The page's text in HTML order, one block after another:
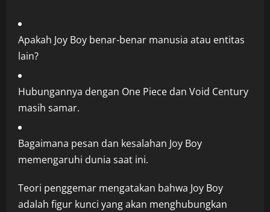
Apakah Joy Boy benar-benar manusia atau entitas
lain?
Hubungannya dengan One Piece dan Void Century
masih samar.
Bagaimana pesan dan kesalahan Joy Boy
memengaruhi dunia saat ini.
Teori penggemar mengatakan bahwa Joy Boy
adalah figur kunci yang akan menghubungkan